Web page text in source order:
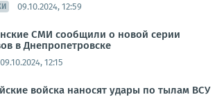
09.10.2024, 12:59
СМИ сообщили о новой серии
в Днепропетровске
09.10.2024, 12:15
войска наносят удары по тылам ВСУ